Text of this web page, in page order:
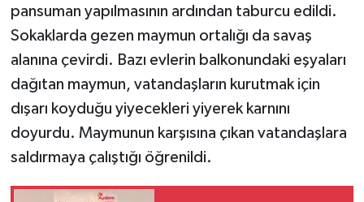
pansuman yapılmasının ardından taburcu edildi.
Sokaklarda gezen maymun ortalığı da savaş
alanına çevirdi. Bazı evlerin balkonundaki eşyaları
dağıtan maymun, vatandaşların kurutmak için
dışarı koyduğu yiyecekleri yiyerek karnını
doyurdu. Maymunun karşısına çıkan vatandaşlara
saldırmaya çalıştığı öğrenildi.